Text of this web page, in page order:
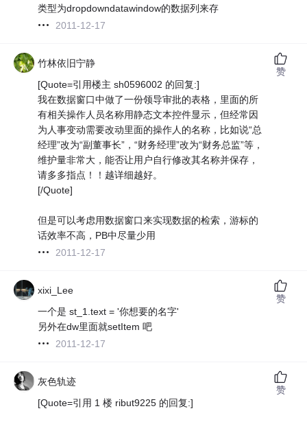
类型为dropdowndatawindow的数据列来存
2011-12-17
竹林依旧宁静
[Quote=引用楼主 sh0596002 的回复:]
我在数据窗口中做了一份领导审批的表格，里面的所
有相关操作人员名称用静态文本控件显示，但经常因
为人事变动需要改动里面的操作人的名称，比如说“总
经理”改为“副董事长”，“财务经理”改为“财务总监”等，
维护量非常大，能否让用户自行修改其名称并保存，
请多多指点！！越详细越好。
[/Quote]
但是可以考虑用数据窗口来实现数据的检索，游标的
话效率不高，PB中尽量少用
2011-12-17
赞
xixi_Lee
一个是 st_1.text = '你想要的名字'
另外在dw里面就setItem 吧
2011-12-17
赞
灰色轨迹
[Quote=引用 1 楼 ribut9225 的回复:]
赞